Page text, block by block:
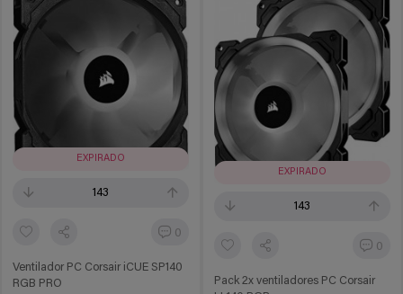
EXPIRADO
143
0
Ventilador PC Corsair iCUE SP140
RGB PRO
EXPIRADO
143
0
Pack 2x ventiladores PC Corsair